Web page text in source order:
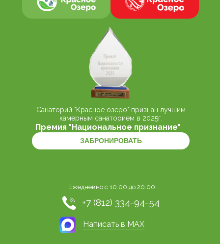
Ежедневно с 10:00 до 20:00
Написать в MAX
+7 (812) 334-94-54
Санаторий "Красное озеро" признан лучшим
камерным санаторием в 2025г.
Премия "Национальное признание"
ЗАБРОНИРОВАТЬ